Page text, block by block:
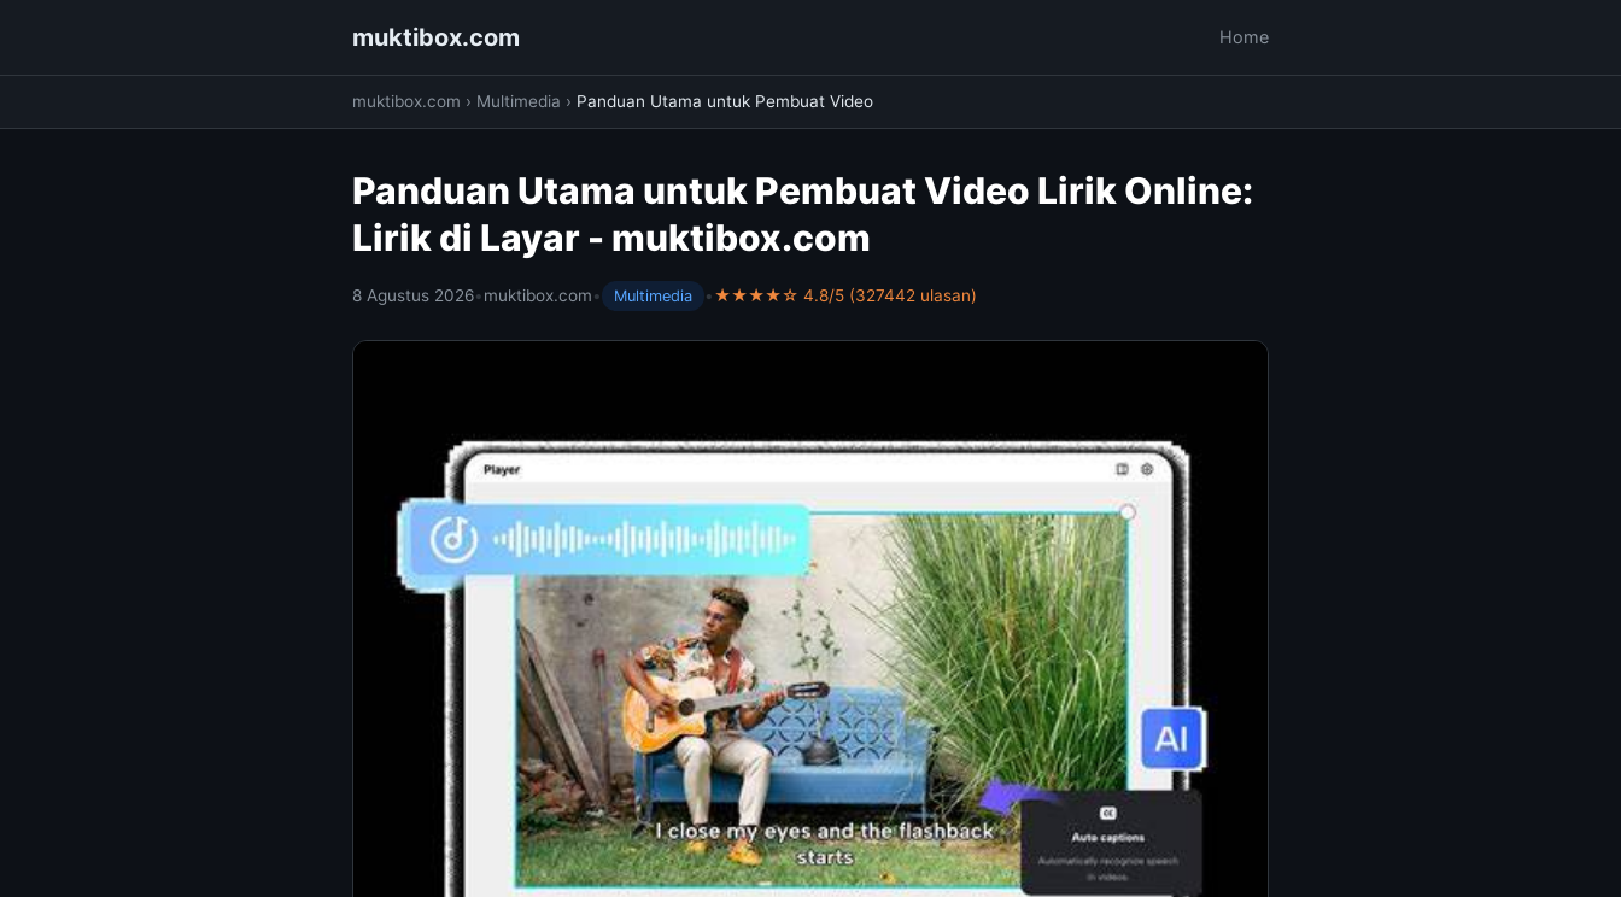
muktibox.com Home
muktibox.com › Multimedia › Panduan Utama untuk Pembuat Video
Panduan Utama untuk Pembuat Video Lirik Online:
Lirik di Layar - muktibox.com
8 Agustus 2026•muktibox.com• Multimedia •★★★★☆ 4.8/5 (327442 ulasan)